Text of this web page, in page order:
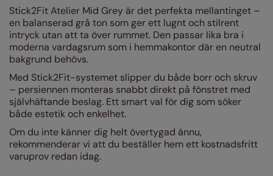
Stick2Fit Atelier Mid Grey är det perfekta mellantinget –
en balanserad grå ton som ger ett lugnt och stilrent
intryck utan att ta över rummet. Den passar lika bra i
moderna vardagsrum som i hemmakontor där en neutral
bakgrund behövs.
Med Stick2Fit-systemet slipper du både borr och skruv
– persiennen monteras snabbt direkt på fönstret med
självhäftande beslag. Ett smart val för dig som söker
både estetik och enkelhet.
Om du inte känner dig helt övertygad ännu,
rekommenderar vi att du beställer hem ett kostnadsfritt
varuprov redan idag.